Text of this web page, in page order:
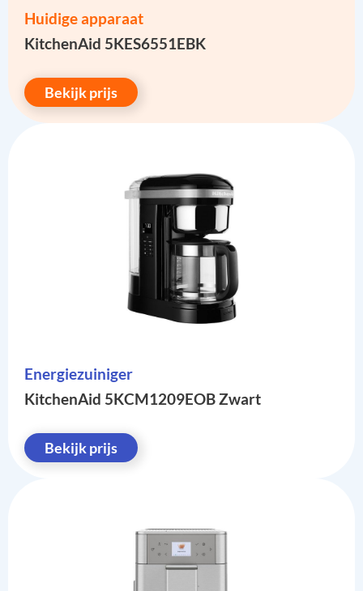
Huidige apparaat
KitchenAid 5KES6551EBK
Bekijk prijs
Energiezuiniger
KitchenAid 5KCM1209EOB Zwart
Bekijk prijs